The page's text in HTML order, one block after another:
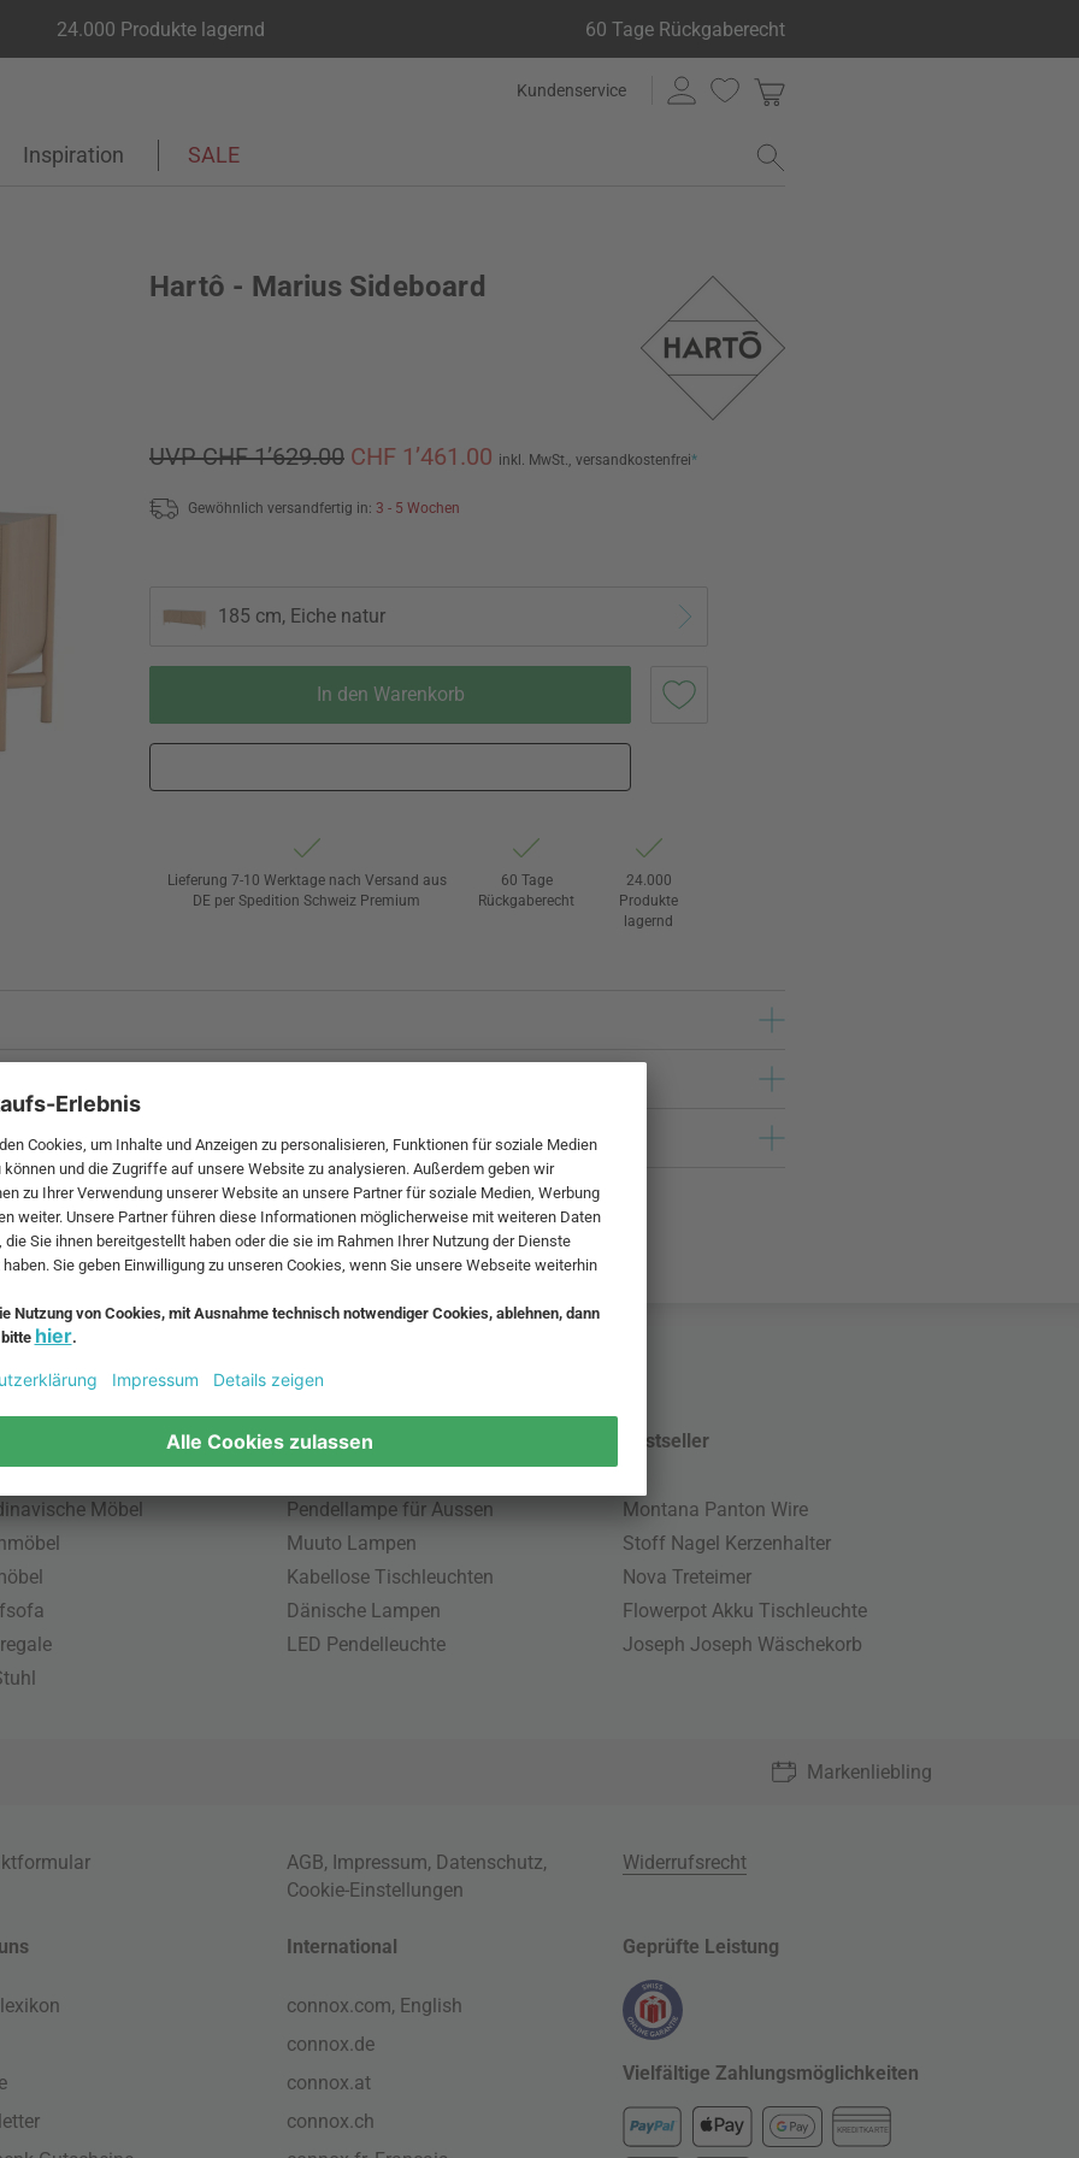
24.000 Produkte lagernd 60 Tage Rückgaberecht
Kundenservice
Inspiration SALE
Hartô - Marius Sideboard
UVP CHF 1’629.00 CHF 1’461.00 inkl. MwSt., versandkostenfrei*
Gewöhnlich versandfertig in: 3 - 5 Wochen
185 cm, Eiche natur
In den Warenkorb
Lieferung 7-10 Werktage nach Versand aus
DE per Spedition Schweiz Premium
60 Tage
Rückgaberecht
24.000
Produkte
lagernd
und zzgl.
Möbel
Beliebte Leuchten
Pendellampe für Aussen
Muuto Lampen
Kabellose Tischleuchten
Dänische Lampen
LED Pendelleuchte
Bestseller
Montana Panton Wire
Stoff Nagel Kerzenhalter
Nova Treteimer
Flowerpot Akku Tischleuchte
Joseph Joseph Wäschekorb
Markenliebling
AGB, Impressum, Datenschutz,
Cookie-Einstellungen
Widerrufsrecht
International
connox.com, English
connox.de
connox.at
connox.ch
Geprüfte Leistung
Vielfältige Zahlungsmöglichkeiten
KREDITKARTE